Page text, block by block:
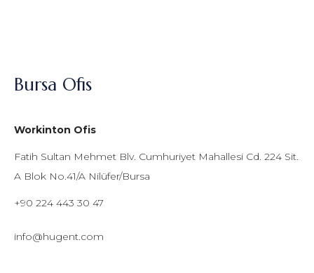
Bursa Ofis
Workinton Ofis
Fatih Sultan Mehmet Blv. Cumhuriyet Mahallesi Cd. 224 Sit.
A Blok No.41/A Nilüfer/Bursa
+90 224 443 30 47
info@hugent.com